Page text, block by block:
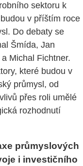
sektoru k
v příštím roce
Do debaty se
Šmída, Jan
Michal Fichtner.
které budou v
průmysl, od
přes roli umělé
rozhodnutí
průmyslových
i investičního